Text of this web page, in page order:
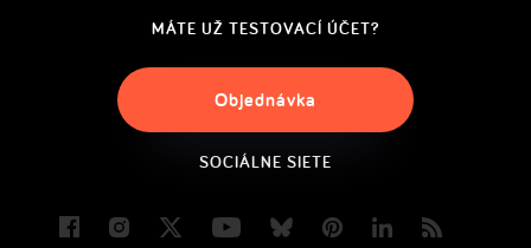
MÁTE UŽ TESTOVACÍ ÚČET?
Objednávka
SOCIÁLNE SIETE
FacebookInstagram
Twitter YoutubeBlueskyPinterestLinkedIn